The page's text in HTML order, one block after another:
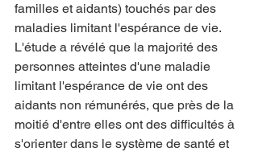
familles et aidants) touchés par des
maladies limitant l'espérance de vie.
L'étude a révélé que la majorité des
personnes atteintes d'une maladie
limitant l'espérance de vie ont des
aidants non rémunérés, que près de la
moitié d'entre elles ont des difficultés à
s'orienter dans le système de santé et